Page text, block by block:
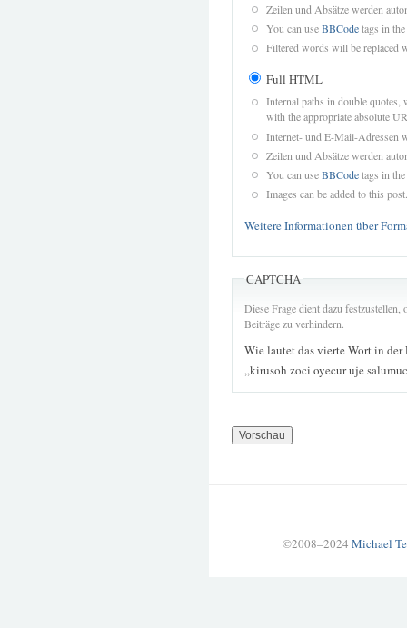
Zeilen und Absätze werden
You can useBBCodetags in
Filtered words will be replaced
Full HTML
Internal paths in double quotes,
with the appropriate absolute
Internet- und E-Mail-Adressen
Zeilen und Absätze werden
You can useBBCodetags in
Images can be added to this post.
Weitere Informationen über
CAPTCHA
Diese Frage dient dazu
Beiträge zu verhindern.
Wie lautet das vierte Wort in der
„kirusoh zoci oyecur uje
©2008–2024 Michael